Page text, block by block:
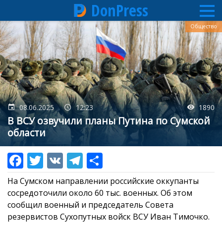
Перейти
к
основному
содержанию
DonPress
08.06.2025 12:23 1890
В ВСУ озвучили планы Путина по Сумской
области
Общество
На Сумском направлении российские оккупанты
сосредоточили около 60 тыс. военных. Об этом
сообщил военный и председатель Совета
резервистов Сухопутных войск ВСУ Иван Тимочко.